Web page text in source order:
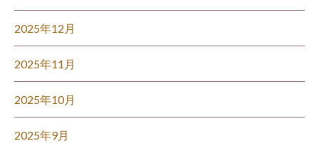
2025年12月
2025年11月
2025年10月
2025年9月